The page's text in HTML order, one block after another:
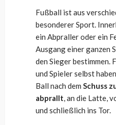
Fußball ist aus
besonderer Sport.
ein Abpraller oder ein
Ausgang einer ganzen
den Sieger bestimmen.
und Spieler selbst
Ball nach dem Schuss
abprallt, an die Latte,
und schließlich ins Tor.